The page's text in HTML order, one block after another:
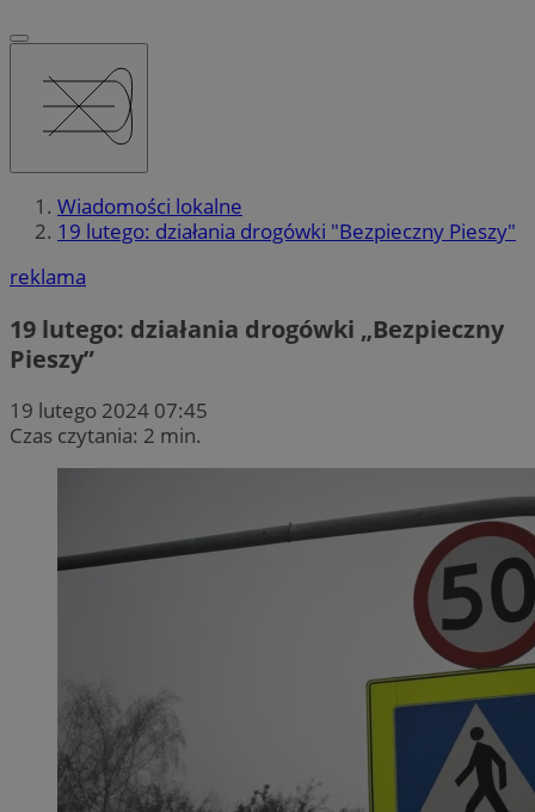
Wiadomości lokalne
19 lutego: działania drogówki "Bezpieczny Pieszy"
reklama
19 lutego: działania drogówki „Bezpieczny
Pieszy”
19 lutego 2024 07:45
Czas czytania: 2 min.